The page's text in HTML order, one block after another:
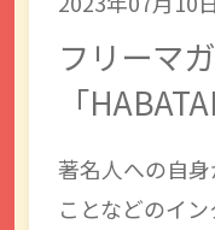
フリーマ
「
著名人への自
ことなどのイン